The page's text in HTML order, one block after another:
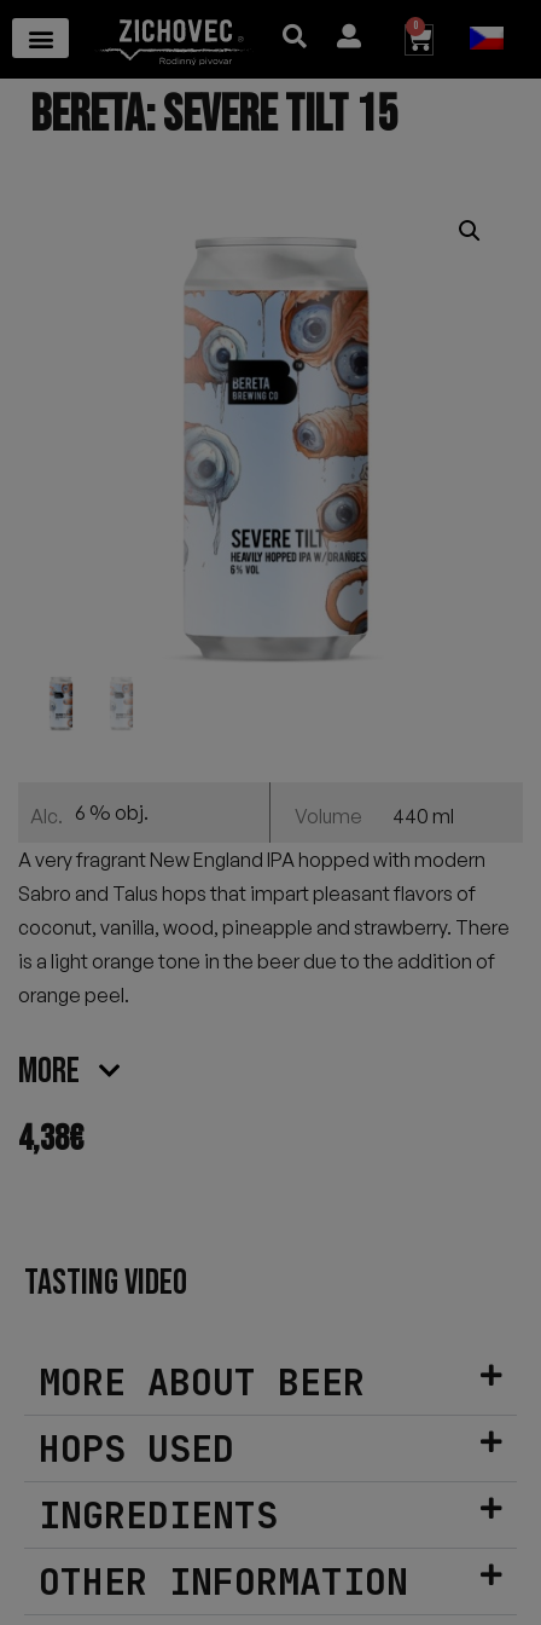
0
BERETA: SEVERE TILT 15
Alc. 6 % obj. Volume
440 ml
A very fragrant New England IPA hopped with modern
Sabro and Talus hops that impart pleasant flavors of
coconut, vanilla, wood, pineapple and strawberry. There
is a light orange tone in the beer due to the addition of
orange peel.
More
4,38€
MORE ABOUT BEER
HOPS USED
INGREDIENTS
OTHER INFORMATION
TASTING VIDEO